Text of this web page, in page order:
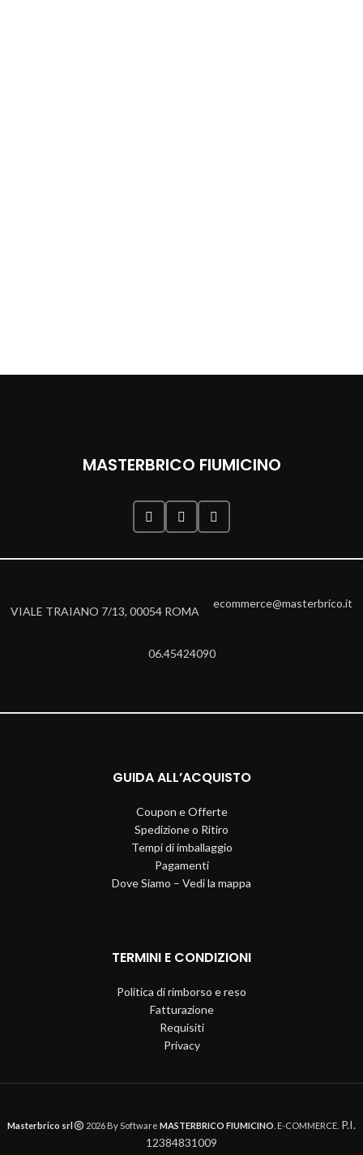
MASTERBRICO FIUMICINO
VIALE TRAIANO 7/13, 00054 ROMA
ecommerce@masterbrico.it
06.45424090
GUIDA ALL’ACQUISTO
Coupon e Offerte
Spedizione o Ritiro
Tempi di imballaggio
Pagamenti
Dove Siamo – Vedi la mappa
TERMINI E CONDIZIONI
Politica di rimborso e reso
Fatturazione
Requisiti
Privacy
Masterbrico srl 2026 By Software MASTERBRICO FIUMICINO . E-COMMERCE. P.I.
12384831009